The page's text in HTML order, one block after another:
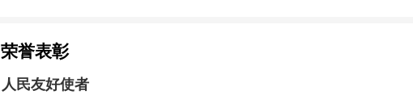
荣誉表彰
人民友好使者